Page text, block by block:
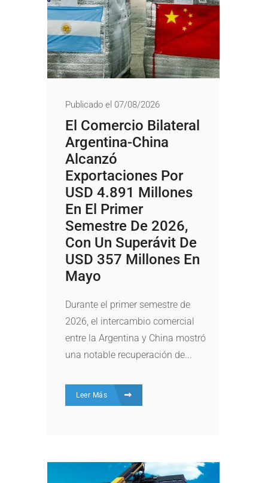
Publicado el 07/08/2026
El Comercio Bilateral
Argentina-China
Alcanzó
Exportaciones Por
USD 4.891 Millones
En El Primer
Semestre De 2026,
Con Un Superávit De
USD 357 Millones En
Mayo
Durante el primer semestre de
2026, el intercambio comercial
entre la Argentina y China mostró
una notable recuperación de...
Leer Más